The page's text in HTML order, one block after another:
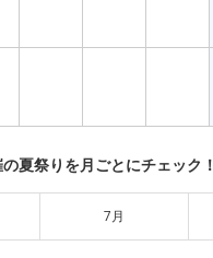
夏祭りを月ごとにチェック！
7月